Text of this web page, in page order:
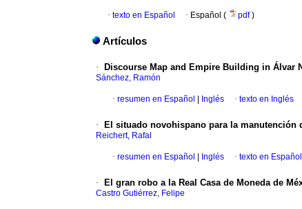
· texto en Español · Español ( pdf)
Artículos
· Discourse Map and Empire Building in Álvar
Sánchez, Ramón
· resumen en Español Inglés · texto en Inglés
· El situado novohispano para la manutención
Reichert, Rafal
· resumen en Español Inglés · texto en Español
· El gran robo a la Real Casa de Moneda de
Castro Gutiérrez, Felipe